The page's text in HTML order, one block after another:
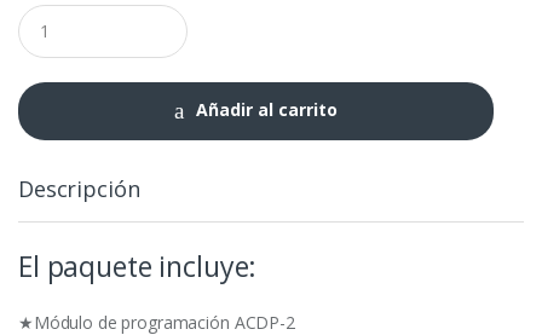
Paquete
ACDP-
2
(2025)
para
VW
MQB
Añadir al carrito
Descripción
El paquete incluye:
★Módulo de programación ACDP-2